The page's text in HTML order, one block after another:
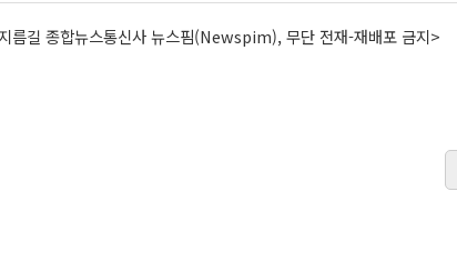
름길 종합뉴스통신사 뉴스핌(Newspim), 무단 전재-재배포 금지>